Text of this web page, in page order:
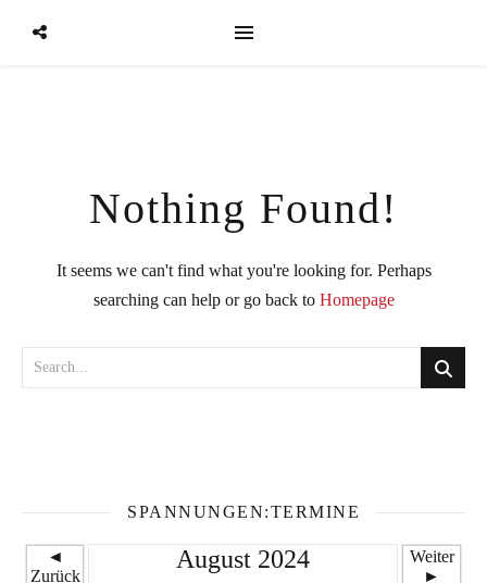
Nothing Found!
It seems we can't find what you're looking for. Perhaps
searching can help or go back to Homepage
SPANNUNGEN:TERMINE
◄
Zurück
August 2024
Weiter
►